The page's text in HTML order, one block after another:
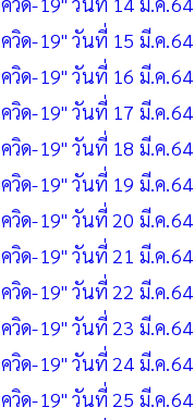
ควิด-19" วันที่ 15 มี.ค.64
ควิด-19" วันที่ 16 มี.ค.64
ควิด-19" วันที่ 17 มี.ค.64
ควิด-19" วันที่ 18 มี.ค.64
ควิด-19" วันที่ 19 มี.ค.64
ควิด-19" วันที่ 20 มี.ค.64
ควิด-19" วันที่ 21 มี.ค.64
ควิด-19" วันที่ 22 มี.ค.64
ควิด-19" วันที่ 23 มี.ค.64
ควิด-19" วันที่ 24 มี.ค.64
ควิด-19" วันที่ 25 มี.ค.64